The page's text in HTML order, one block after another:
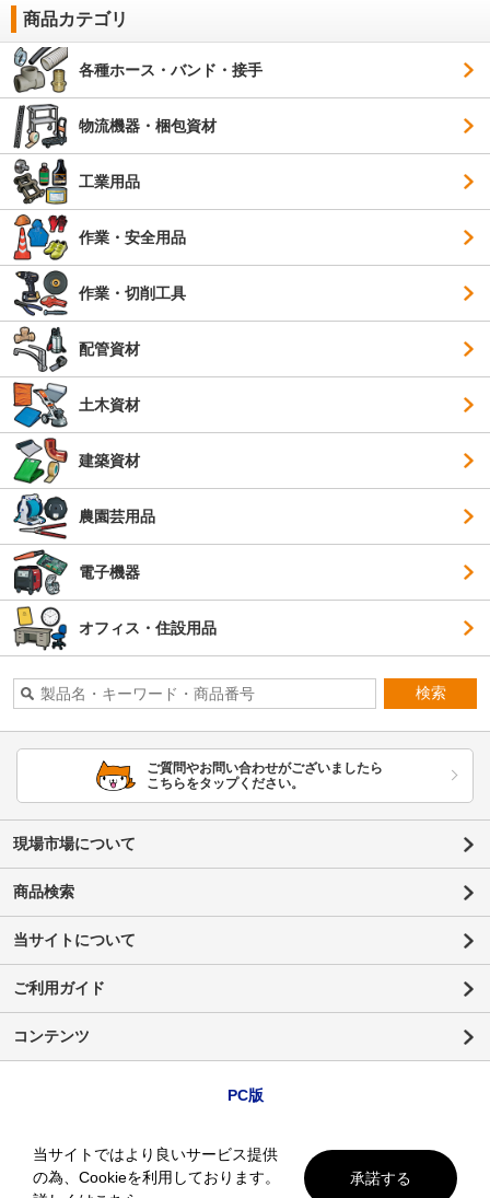
商品カテゴリ
各種ホース・バンド・接手
物流機器・梱包資材
工業用品
作業・安全用品
作業・切削工具
配管資材
土木資材
建築資材
農園芸用品
電子機器
オフィス・住設用品
検索
ご質問やお問い合わせがございましたら
こちらをタップください。
現場市場について
商品検索
当サイトについて
ご利用ガイド
コンテンツ
PC版
当サイトではより良いサービス提供
の為、Cookieを利用しております。
承諾する